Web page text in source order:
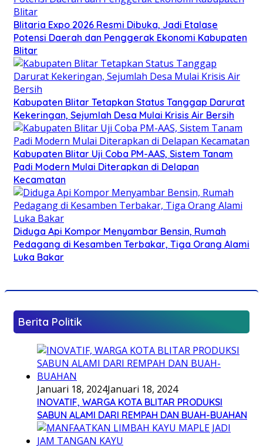
Blitaria Expo 2026 Resmi Dibuka, Jadi Etalase
Potensi Daerah dan Penggerak Ekonomi Kabupaten
Blitar
Kabupaten Blitar Tetapkan Status Tanggap Darurat
Kekeringan, Sejumlah Desa Mulai Krisis Air Bersih
Kabupaten Blitar Uji Coba PM-AAS, Sistem Tanam
Padi Modern Mulai Diterapkan di Delapan
Kecamatan
Diduga Api Kompor Menyambar Bensin, Rumah
Pedagang di Kesamben Terbakar, Tiga Orang Alami
Luka Bakar
Berita Politik
Januari 18, 2024Januari 18, 2024
INOVATIF, WARGA KOTA BLITAR PRODUKSI
SABUN ALAMI DARI REMPAH DAN BUAH-BUAHAN